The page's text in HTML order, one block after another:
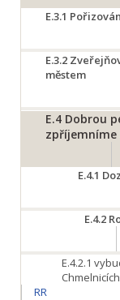
E.3.1
E.3.2
městem
E.4 Dobrou
zpříjemníme
E.4.1
E.4.2
E.4.2.1
Chmelnicích
RR